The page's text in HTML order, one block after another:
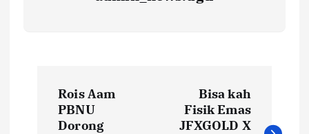
Rois Aam
PBNU
Dorong
Bisa kah
Fisik Emas
JFXGOLD X